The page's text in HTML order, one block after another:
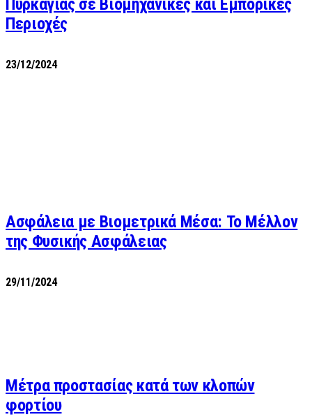
Πυρκαγιάς σε Βιομηχανικές και Εμπορικές
Περιοχές
23/12/2024
Ασφάλεια με Βιομετρικά Μέσα: Το Μέλλον
της Φυσικής Ασφάλειας
29/11/2024
Μέτρα προστασίας κατά των κλοπών
φορτίου